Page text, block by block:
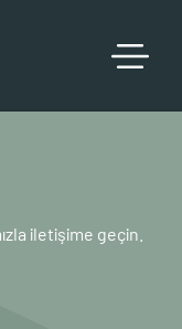
iletişime geçin.